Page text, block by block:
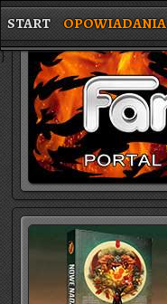
START OPOWIADANIA
}